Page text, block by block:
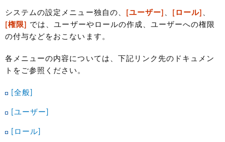
システムの設定メニュー独自の、 [ユーザー] 、 [ロール] 、
[権限]
では、ユーザーやロールの作成、ユーザーへの権限
の付与などをおこないます。
各メニューの内容については、下記リンク先のドキュメン
トをご参照ください。
[全般]
[ユーザー]
[ロール]